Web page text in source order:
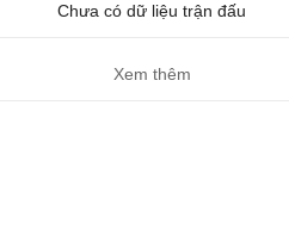
Chưa có dữ liệu trận đấu
Xem thêm